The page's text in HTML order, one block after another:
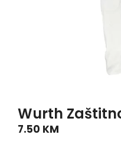
Wurth
7.50 KM